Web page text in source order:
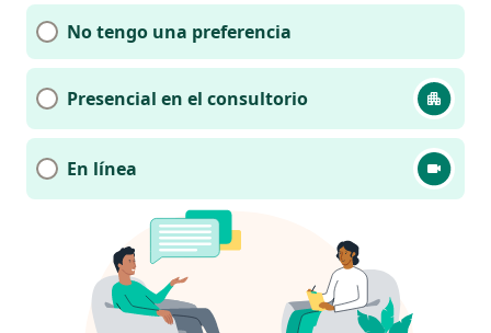
No tengo una preferencia
Presencial en el consultorio
En línea